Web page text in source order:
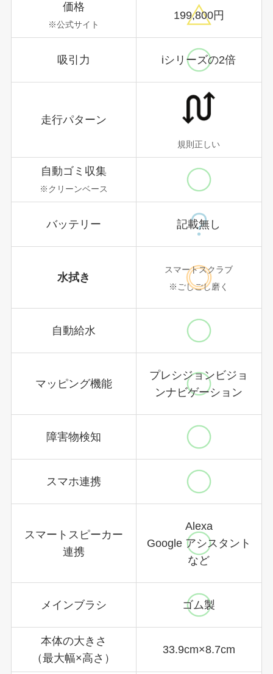
価格
※公式サイト
199,800円
吸引力 iシリーズの2倍
走行パターン
規則正しい
自動ゴミ収集
※クリーンベース
バッテリー 記載無し
水拭き
スマートスクラブ
※ごしごし磨く
自動給水
マッピング機能
プレシジョンビジョ
ンナビゲーション
障害物検知
スマホ連携
スマートスピーカー
連携
Alexa
Google アシスタント
など
メインブラシ ゴム製
本体の大きさ
（最大幅×高さ）
33.9cm×8.7cm